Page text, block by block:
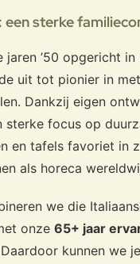
een sterke
jaren ’50 opgericht in
uit tot pionier in
Dankzij eigen
sterke focus op
en tafels favoriet in
als horeca
we die
onze 65+ jaar
kunnen we